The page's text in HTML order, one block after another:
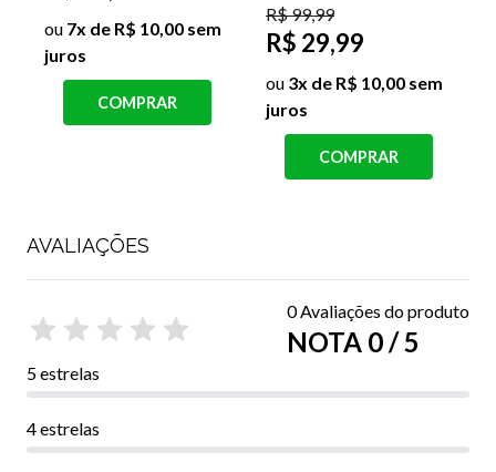
R$ 29,99
ou3x de R$ 10,00 sem
R$ 29,99
ou3x de R$ 10,00 sem
juros
COMPRAR
AVALIAÇÕES
0 Avaliações do produto
NOTA 0 / 5
5 estrelas
4 estrelas